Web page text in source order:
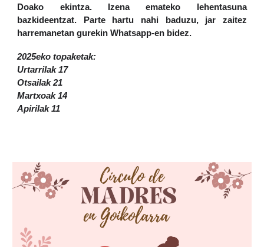
Doako ekintza. Izena emateko lehentasuna
bazkideentzat. Parte hartu nahi baduzu, jar zaitez
harremanetan gurekin Whatsapp-en bidez.
2025eko topaketak:
Urtarrilak 17
Otsailak 21
Martxoak 14
Apirilak 11